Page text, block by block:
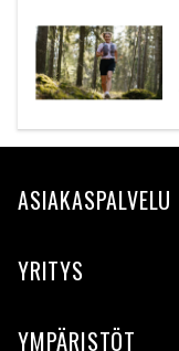
ASIAKASPALVELU
YRITYS
YMPÄRISTÖT